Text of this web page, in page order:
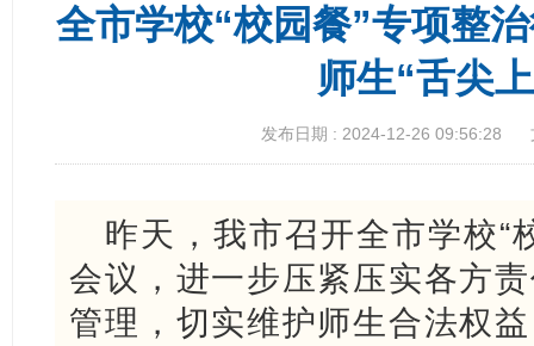
全市学校“校园餐”专项整
师生“舌尖
发布日期 : 2024-12-26 09:56:28
昨天，我市召开全市学校“
会议，进一步压紧压实各方
管理，切实维护师生合法权